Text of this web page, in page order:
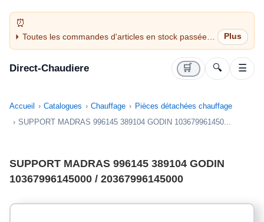
Toutes les commandes d'articles en stock passées
avant 14H sont expédiées le jour même (jours
Direct-Chaudiere 🛒 🔍 ☰
Accueil Catalogues Chauffage
Pièces détachées chauffage
SUPPORT MADRAS 996145 389104 GODIN 103679961450...
SUPPORT MADRAS 996145 389104 GODIN
10367996145000 / 20367996145000